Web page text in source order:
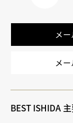
メ
メ
BEST ISHIDA